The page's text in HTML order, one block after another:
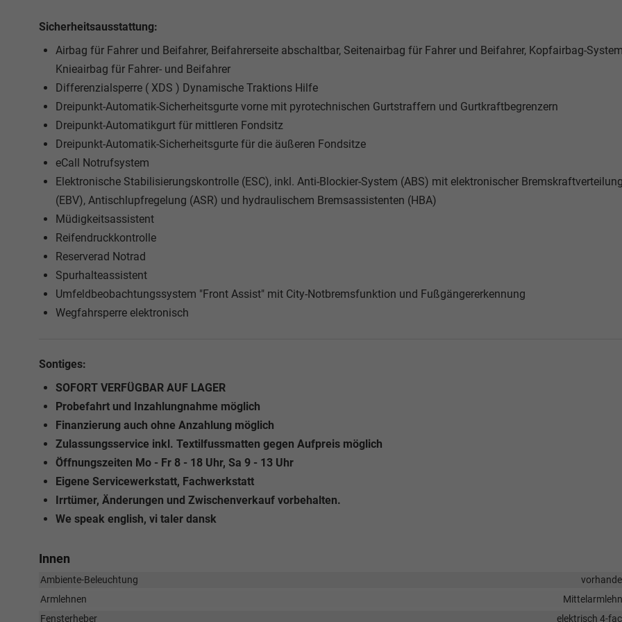
Sicherheitsausstattung:
Airbag für Fahrer und Beifahrer, Beifahrerseite abschaltbar, Seitenairbag für Fahrer und Beifahrer, Kopfairbag-
Knieairbag für Fahrer- und Beifahrer
Differenzialsperre ( XDS ) Dynamische Traktions Hilfe
Dreipunkt-Automatik-Sicherheitsgurte vorne mit pyrotechnischen Gurtstraffern und Gurtkraftbegrenzern
Dreipunkt-Automatikgurt für mittleren Fondsitz
Dreipunkt-Automatik-Sicherheitsgurte für die äußeren Fondsitze
eCall Notrufsystem
Elektronische Stabilisierungskontrolle (ESC), inkl. Anti-Blockier-System (ABS) mit elektronischer
(EBV), Antischlupfregelung (ASR) und hydraulischem Bremsassistenten (HBA)
Müdigkeitsassistent
Reifendruckkontrolle
Reserverad Notrad
Spurhalteassistent
Umfeldbeobachtungssystem "Front Assist" mit City-Notbremsfunktion und Fußgängererkennung
Wegfahrsperre elektronisch
Sontiges:
SOFORT VERFÜGBAR AUF LAGER
Probefahrt und Inzahlungnahme möglich
Finanzierung auch ohne Anzahlung möglich
Zulassungsservice inkl. Textilfussmatten gegen Aufpreis möglich
Öffnungszeiten Mo - Fr 8 - 18 Uhr, Sa 9 - 13 Uhr
Eigene Servicewerkstatt, Fachwerkstatt
Irrtümer, Änderungen und Zwischenverkauf vorbehalten.
We speak english, vi taler dansk
Innen
Ambiente-Beleuchtung
Armlehnen
Fensterheber
elektrisch 4-